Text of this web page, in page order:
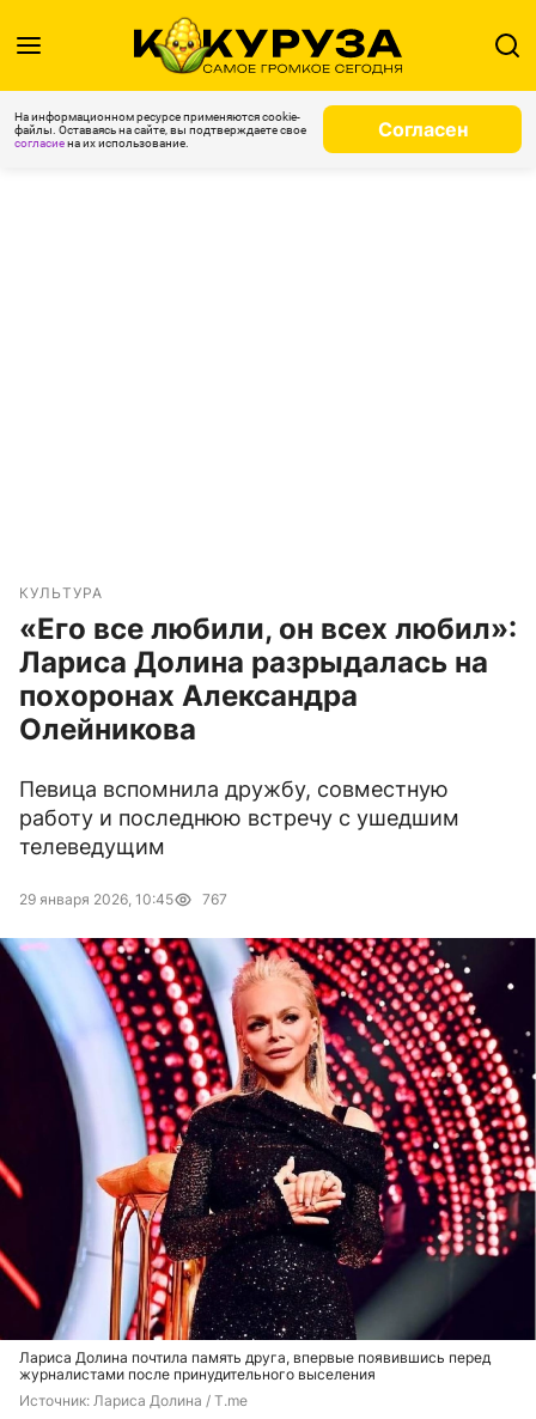
На информационном ресурсе применяются cookie-
файлы. Оставаясь на сайте, вы подтверждаете свое
согласиена их использование.
Согласен
КУЛЬТУРА
«Его все любили, он всех любил»:
Лариса Долина разрыдалась на
похоронах Александра
Олейникова
Певица вспомнила дружбу, совместную
работу и последнюю встречу с ушедшим
телеведущим
29 января 2026, 10:45 767
Лариса Долина почтила память друга, впервые появившись перед
журналистами после принудительного выселения
Источник: Лариса Долина / T.me